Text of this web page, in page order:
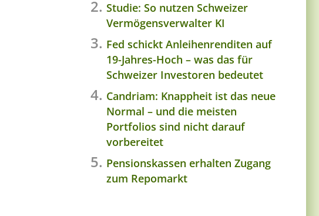
Studie: So nutzen Schweizer
Vermögensverwalter KI
Fed schickt Anleihenrenditen auf
19-Jahres-Hoch – was das für
Schweizer Investoren bedeutet
Candriam: Knappheit ist das neue
Normal – und die meisten
Portfolios sind nicht darauf
vorbereitet
Pensionskassen erhalten Zugang
zum Repomarkt